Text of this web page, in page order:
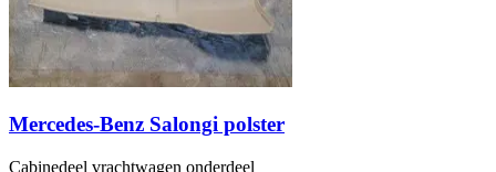
Mercedes-Benz Salongi polster
Cabinedeel vrachtwagen onderdeel